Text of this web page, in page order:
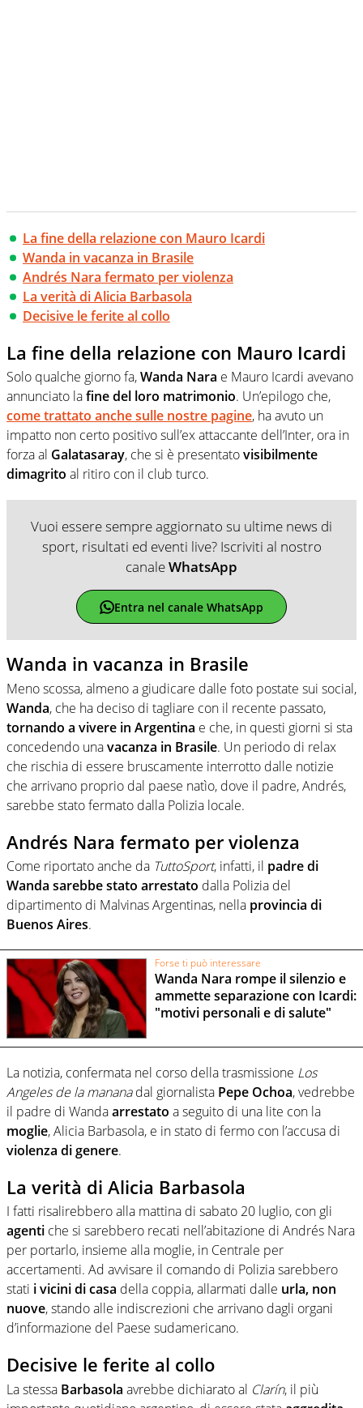
La fine della relazione con Mauro Icardi
Wanda in vacanza in Brasile
Andrés Nara fermato per violenza
La verità di Alicia Barbasola
Decisive le ferite al collo
La fine della relazione con Mauro Icardi
Solo qualche giorno fa,Wanda Nara e Mauro Icardi avevano
annunciato lafine del loro matrimonio. Un’epilogo che,
come trattato anche sulle nostre pagine, ha avuto un
impatto non certo positivo sull’ex attaccante dell’Inter, ora in
forza al Galatasaray, che si è presentatovisibilmente
dimagrito al ritiro con il club turco.
Vuoi essere sempre aggiornato su ultime news di
sport, risultati ed eventi live? Iscriviti al nostro
canaleWhatsApp
Entra nel canale WhatsApp
Wanda in vacanza in Brasile
Meno scossa, almeno a giudicare dalle foto postate sui social,
Wanda, che ha deciso di tagliare con il recente passato,
tornando a vivere in Argentina e che, in questi giorni si sta
concedendo unavacanza in Brasile. Un periodo di relax
che rischia di essere bruscamente interrotto dalle notizie
che arrivano proprio dal paese natìo, dove il padre, Andrés,
sarebbe stato fermato dalla Polizia locale.
Andrés Nara fermato per violenza
Come riportato anche da TuttoSport, infatti, il padre di
Wanda sarebbe stato arrestato dalla Polizia del
dipartimento di Malvinas Argentinas, nella provincia di
Buenos Aires.
Forse ti può interessare
Wanda Nara rompe il silenzio e
ammette separazione con Icardi:
"motivi personali e di salute"
La notizia, confermata nel corso della trasmissione Los
Angeles de la mananadal giornalista Pepe Ochoa, vedrebbe
il padre di Wandaarrestato a seguito di una lite con la
moglie, Alicia Barbasola, e in stato di fermo con l’accusa di
violenza di genere.
La verità di Alicia Barbasola
I fatti risalirebbero alla mattina di sabato 20 luglio, con gli
agenti che si sarebbero recati nell’abitazione di Andrés Nara
per portarlo, insieme alla moglie, in Centrale per
accertamenti. Ad avvisare il comando di Polizia sarebbero
stati i vicini di casa della coppia, allarmati dalle urla, non
nuove, stando alle indiscrezioni che arrivano dagli organi
d’informazione del Paese sudamericano.
Decisive le ferite al collo
La stessa Barbasola avrebbe dichiarato al Clarín, il più